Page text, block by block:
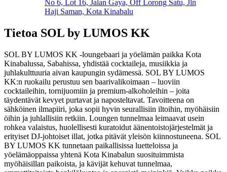
No 6, Lot 16, Jalan Gaya, Off Lorong Satu, Jln
Haji Saman, Kota Kinabalu
Tietoa SOL by LUMOS KK
SOL BY LUMOS KK -loungebaari ja yöelämän paikka Kota
Kinabalussa, Sabahissa, yhdistää cocktaileja, musiikkia ja
juhlakulttuuria aivan kaupungin sydämessä. SOL BY LUMOS
KK:n ruokailu perustuu sen baarivalikoimaan – luoviin
cocktaileihin, tornijuomiin ja premium-alkoholeihin – joita
täydentävät kevyet purtavat ja naposteltavat. Tavoitteena on
sähköinen ilmapiiri, joka sopii hyvin seurallisiin iltoihin, myöhäisiin
öihin ja juhlallisiin retkiin. Loungen tunnelmaa leimaavat usein
rohkea valaistus, huolellisesti kuratoidut äänentoistojärjestelmät ja
erityiset DJ-johtoiset illat, jotka pitävät yleisön kiinnostuneena. SOL
BY LUMOS KK tunnetaan paikallisissa luetteloissa ja
yöelämäoppaissa yhtenä Kota Kinabalun suosituimmista
myöhäisillan paikoista, ja kävijät kehuvat tunnelmaa,